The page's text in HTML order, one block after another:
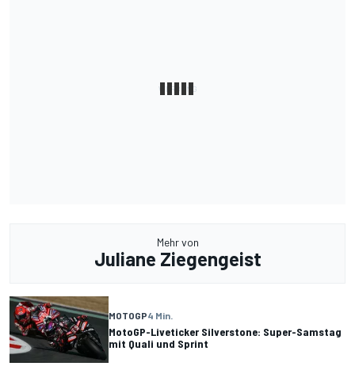
Mehr von
Juliane Ziegengeist
MOTOGP4 Min.
MotoGP-Liveticker Silverstone: Super-Samstag
mit Quali und Sprint